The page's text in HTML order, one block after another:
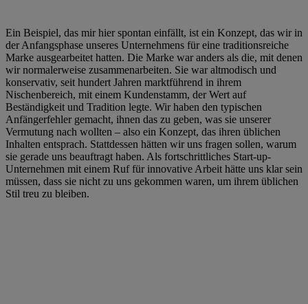
Ein Beispiel, das mir hier spontan einfällt, ist ein Konzept, das wir in
der Anfangsphase unseres Unternehmens für eine traditionsreiche
Marke ausgearbeitet hatten. Die Marke war anders als die, mit denen
wir normalerweise zusammenarbeiten. Sie war altmodisch und
konservativ, seit hundert Jahren marktführend in ihrem
Nischenbereich, mit einem Kundenstamm, der Wert auf
Beständigkeit und Tradition legte. Wir haben den typischen
Anfängerfehler gemacht, ihnen das zu geben, was sie unserer
Vermutung nach wollten – also ein Konzept, das ihren üblichen
Inhalten entsprach. Stattdessen hätten wir uns fragen sollen, warum
sie gerade uns beauftragt haben. Als fortschrittliches Start-up-
Unternehmen mit einem Ruf für innovative Arbeit hätte uns klar sein
müssen, dass sie nicht zu uns gekommen waren, um ihrem üblichen
Stil treu zu bleiben.